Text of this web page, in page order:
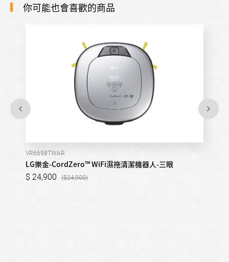
你可能也會喜歡的商品
VR6698TWAR
LG樂金-CordZero™ WiFi濕拖清潔機器人-三眼
24,900 24,900